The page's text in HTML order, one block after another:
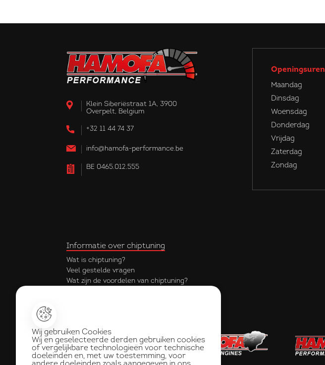
Wij gebruiken Cookies
Wij en geselecteerde derden gebruiken cookies
of vergelijkbare technologieën voor technische
doeleinden en, met uw toestemming, voor
Klein Siberiëstraat 1A, 3900
Overpelt, Belgium
+32 11 44 74 37
info@hamofa-performance.be
BE 0465.012.555
Openingsuren
Maandag
Dinsdag
Woensdag
Donderdag
Vrijdag
Zaterdag
Zondag
Informatie over chiptuning
Wat is chiptuning?
Veel gestelde vragen
Wat zijn de voordelen van chiptuning?